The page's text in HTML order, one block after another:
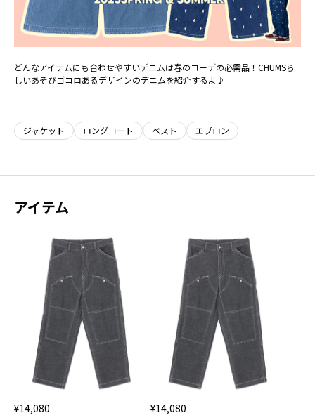
どんなアイテムにも合わせやすいデニムは春のコーデの必需品！CHUMSら
しいあそびゴコロあるデザインのデニムを紹介するよ♪
ジャケット ロングコート ベスト エプロン
アイテム
¥14,080 ¥14,080